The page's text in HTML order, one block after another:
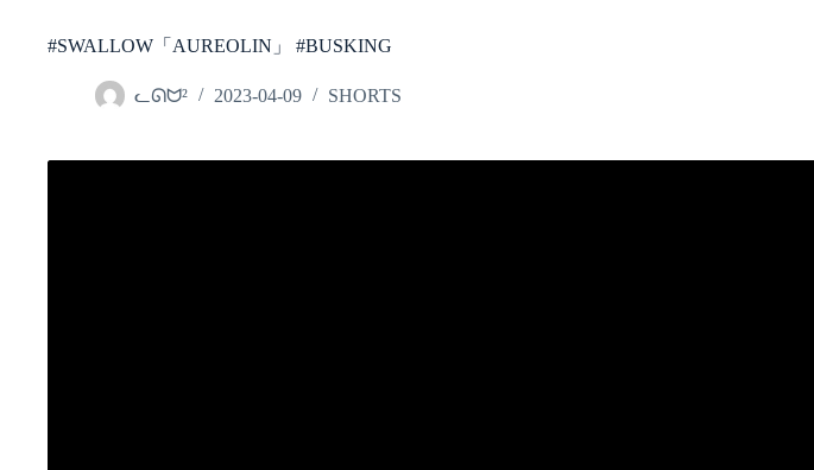
#SWALLOW「AUREOLIN」 #BUSKING
ᓚᘏᗢ² 2023-04-09 SHORTS